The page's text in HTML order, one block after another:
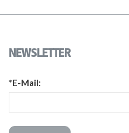
NEWSLETTER
*E-Mail: